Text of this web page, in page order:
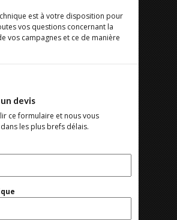
est à votre disposition pour
vos questions concernant la
vos campagnes et ce de manière
devis
ce formulaire et nous vous
les plus brefs délais.